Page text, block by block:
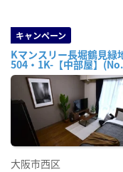
キャンペーン
Kマンスリー長堀鶴見緑
504・1K-【中部屋】
大阪市西区